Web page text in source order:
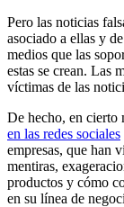
Pero las noticias
asociado a ellas y
medios que las
estas se crean. Las
víctimas de las
De hecho, en cierto
en las redes sociales
empresas, que han
mentiras,
productos y cómo
en su línea de